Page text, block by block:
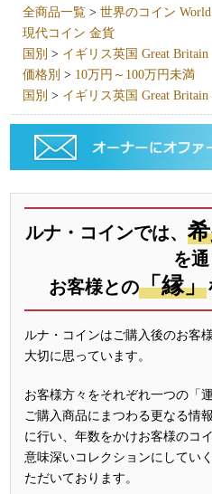
全商品一覧 >世界のコイン World
現代コイン 金貨
国別 > イギリス英国 Great Britain
価格別 > 10万円～100万円未満
国別 > イギリス英国 Great Britain
ルナ・コインでは、
を通
お客様との「縁」
ルナ・コインはご購入後のお客
大切に思っています。
お客様方々をそれぞれ一つの「
ご購入商品にまつわる更なる情
に行い、年数をかけお客様のコ
意味深いコレクションにしてい
ただいております。